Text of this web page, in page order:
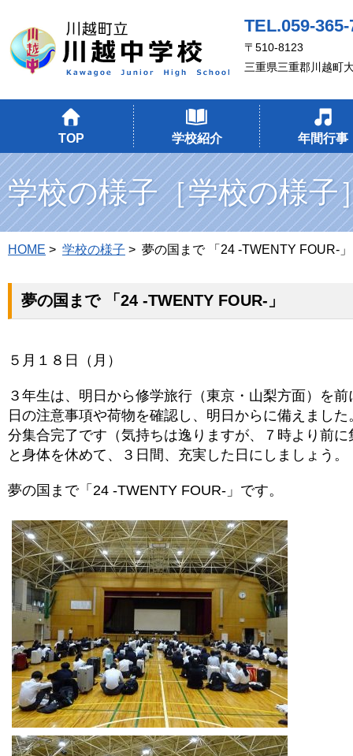
TEL.059-365-
〒510-8123
三重県三重郡川越町
TOP 学校紹介 年間行事
学校の様子［学校の様子
HOME > 学校の様子 > 夢の国まで 「24 -TWENTY FOUR-」
夢の国まで 「24 -TWENTY FOUR-」
５月１８日（月）
３年生は、明日から修学旅行（東京・山梨方面）を
日の注意事項や荷物を確認し、明日からに備えまし
分集合完了です（気持ちは逸りますが、７時より前
と身体を休めて、３日間、充実した日にしましょう。
夢の国まで「24 -TWENTY FOUR-」です。